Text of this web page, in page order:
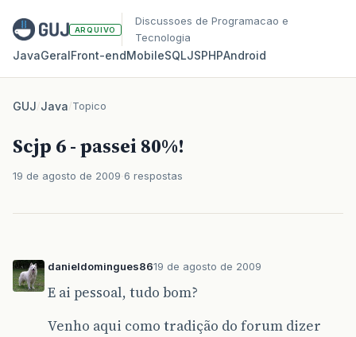
ARQUIVO
Discussoes de Programacao e
Tecnologia
JavaGeralFront‑endMobileSQLJSPHPAndroid
GUJ/Java/Topico
Scjp 6 - passei 80%!
19 de agosto de 2009 6 respostas
danieldomingues8619 de agosto de 2009
E ai pessoal, tudo bom?
Venho aqui como tradição do forum dizer